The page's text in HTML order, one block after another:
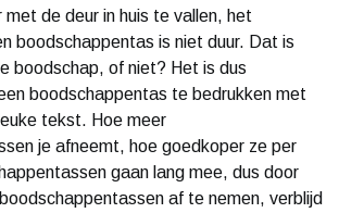
de deur in huis te vallen, het
boodschappentas is niet duur. Dat is
boodschap, of niet? Het is dus
boodschappentas te bedrukken met
tekst. Hoe meer
je afneemt, hoe goedkoper ze per
gaan lang mee, dus door
af te nemen, verblijd